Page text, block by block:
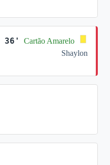
36'
Cartão Amarelo
Shaylon